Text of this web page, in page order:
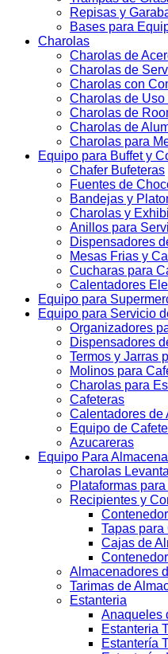
Repisas y
Bases para
Charolas
Charolas de
Charolas de
Charolas con
Charolas de
Charolas de
Charolas de
Charolas para
Equipo para Buffet y
Chafer Bufeteras
Fuentes de
Bandejas y
Charolas y
Anillos para
Dispensadores
Mesas Frias y
Cucharas para
Calentadores
Equipo para
Equipo para Servicio
Organizadores
Dispensadores
Termos y Jarras
Molinos para
Charolas para
Cafeteras
Calentadores de
Equipo de
Azucareras
Equipo Para
Charolas
Plataformas
Recipientes y
Tapas
Cajas de
Almacenadores
Tarimas de
Estanteria
Anaqueles
Estanteria
Estantería